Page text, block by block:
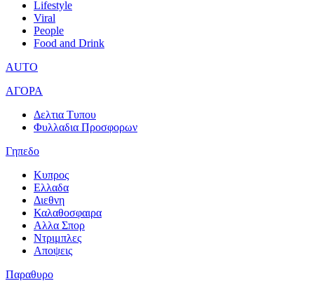
Lifestyle
Viral
People
Food and Drink
AUTO
ΑΓΟΡΑ
Δελτια Τυπου
Φυλλαδια Προσφορων
Γηπεδο
Κυπρος
Ελλαδα
Διεθνη
Καλαθοσφαιρα
Αλλα Σπορ
Ντριμπλες
Αποψεις
Παραθυρο